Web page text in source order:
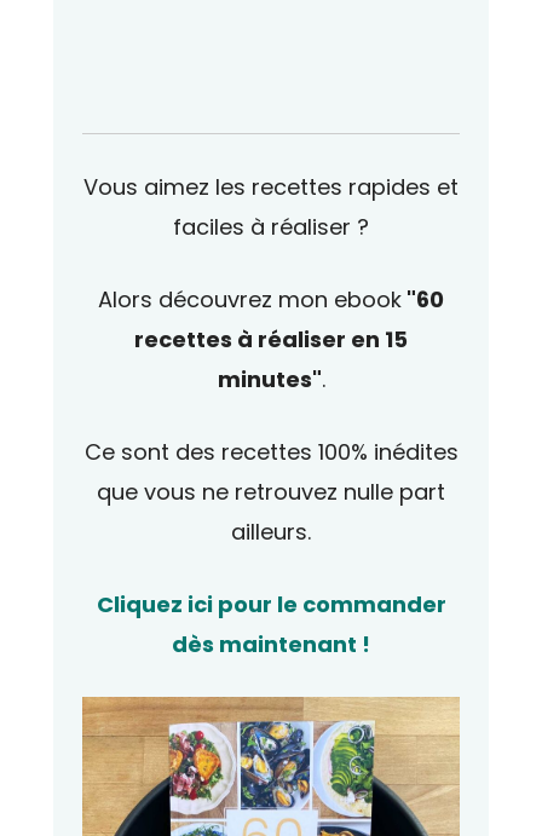
Vous aimez les recettes rapides et
faciles à réaliser ?
Alors découvrez mon ebook "60
recettes à réaliser en 15
minutes".
Ce sont des recettes 100% inédites
que vous ne retrouvez nulle part
ailleurs.
Cliquez ici pour le commander
dès maintenant !